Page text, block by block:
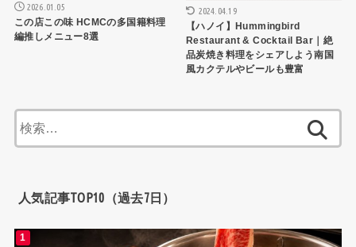
2026.01.05
この店この味 HCMCの多国籍料理
編推しメニュー8選
2024.04.19
【ハノイ】Hummingbird
Restaurant & Cocktail Bar｜絶
品炭焼き料理をシェアしよう南国
風カクテルやビールも豊富
索:
人気記事TOP10（過去7日）